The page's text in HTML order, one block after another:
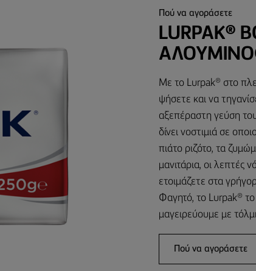
Πού να αγοράσετε
LURPAK®
Με το Lurpak® στο
ψήσετε και να
αξεπέραστη γεύση
δίνει νοστιμιά σε
πιάτο ριζότο, τα
μανιτάρια, οι λεπτές
ετοιμάζετε στα
Φαγητό, το Lurpak®
μαγειρεύουμε με
Πού να αγοράσετε